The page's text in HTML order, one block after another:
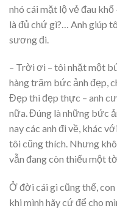
nhó cái mặt lộ vẻ đau
là đủ chứ gì?… Anh giúp
sương đi.
– Trời ơi – tôi nhặt một
hàng trăm bức ảnh đẹp,
Đẹp thì đẹp thực – anh
nữa. Đúng là những bức
nay các anh đi về, khác
tôi cũng thích. Nhưng
vẫn đang còn thiếu một
Ở đời cái gì cũng thế,
khi mình hãy cứ để cho